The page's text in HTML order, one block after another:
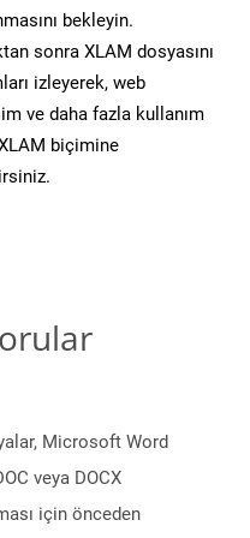
bekleyin.
sonra XLAM dosyasını
izleyerek, web
ve daha fazla kullanım
biçimine
Microsoft Word
veya DOCX
için önceden